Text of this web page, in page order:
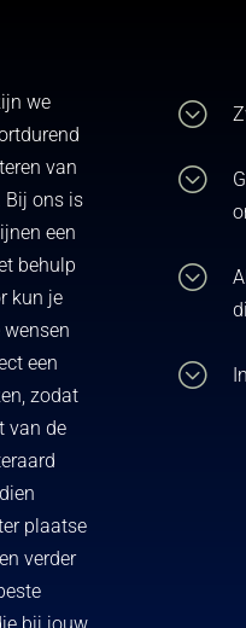
we
van
Bij ons is
een
behulp
kun je
een
zodat
van de
plaatse
verder
;
;
;
;